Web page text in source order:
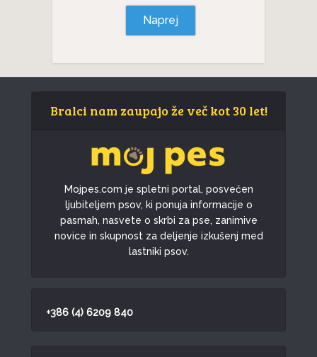
Naprej
Bralci nam zaupajo že več kot 30 let!
Mojpes.com je spletni portal, posvečen
ljubiteljem psov, ki ponuja informacije o
pasmah, nasvete o skrbi za pse, zanimive
novice in skupnost za deljenje izkušenj med
lastniki psov.
+386 (4) 6209 840